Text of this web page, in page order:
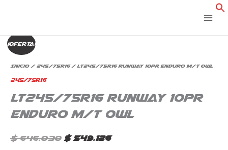
¡Oferta!
Inicio/245/75R16/ LT245/75R16 Runway 10Pr Enduro M/T Owl
245/75R16
LT245/75R16 Runway 10Pr
Enduro M/T Owl
$646.030
era:
$ 646.030.
$549.126
es:
$ 549.126.
LT245/75R16
Runway
10Pr
Owl
cantidad